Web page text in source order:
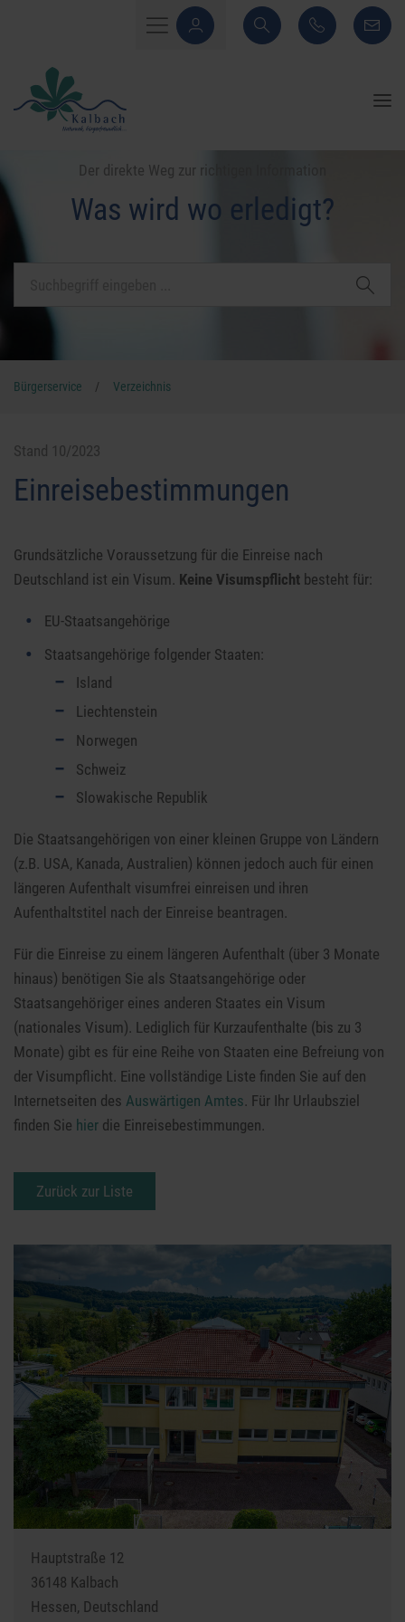
Der direkte Weg zur richtigen Information
Was wird wo erledigt?
Bürgerservice / Verzeichnis
Stand 10/2023
Einreisebestimmungen
Grundsätzliche Voraussetzung für die Einreise nach
Deutschland ist ein Visum. Keine Visumspflicht besteht für:
EU-Staatsangehörige
Staatsangehörige folgender Staaten:
Island
Liechtenstein
Norwegen
Schweiz
Slowakische Republik
Die Staatsangehörigen von einer kleinen Gruppe von Ländern
(z.B. USA, Kanada, Australien) können jedoch auch für einen
längeren Aufenthalt visumfrei einreisen und ihren
Aufenthaltstitel nach der Einreise beantragen.
Für die Einreise zu einem längeren Aufenthalt (über 3 Monate
hinaus) benötigen Sie als Staatsangehörige oder
Staatsangehöriger eines anderen Staates ein Visum
(nationales Visum). Lediglich für Kurzaufenthalte (bis zu 3
Monate) gibt es für eine Reihe von Staaten eine Befreiung von
der Visumpflicht. Eine vollständige Liste finden Sie auf den
Internetseiten des Auswärtigen Amtes. Für Ihr Urlaubsziel
finden Sie hier die Einreisebestimmungen.
Zurück zur Liste
Hauptstraße 12
36148 Kalbach
Hessen, Deutschland